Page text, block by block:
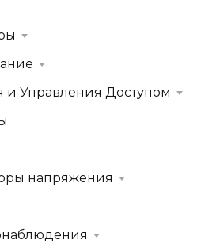
и Управления Доступом
напряжения